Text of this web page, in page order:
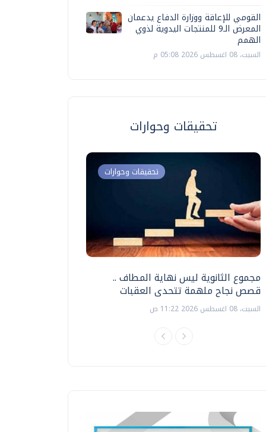
القومي للإعاقة ووزارة الدفاع يدعمان
المعرض الـ9 للمنتجات اليدوية لذوي
الهمم
السبت، 08 اغسطس 2026 05:08 م
تحقيقات وحوارات
تحقيقات وحوارات
مجموع الثانوية ليس نهاية المطاف ..
قصص نجاح ملهمة تتحدى العقبات
السبت، 08 اغسطس 2026 11:22 ص